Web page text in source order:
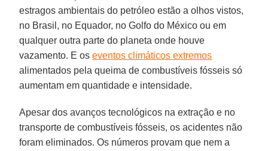
estragos ambientais do petróleo estão a olhos vistos,
no Brasil, no Equador, no Golfo do México ou em
qualquer outra parte do planeta onde houve
vazamento. E oseventos climáticos extremos
alimentados pela queima de combustíveis fósseis só
aumentam em quantidade e intensidade.
Apesar dos avanços tecnológicos na extração e no
transporte de combustíveis fósseis, os acidentes não
foram eliminados. Os números provam que nem a